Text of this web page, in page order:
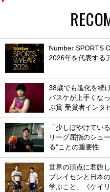
Number SPORTS
2026年を代表する
38歳でも進化を続
バスケが上手くな
ぶ賞 受賞者インタ
「少しぼやけてい
リーグ屈指のシュ
る”ことの重要性
世界の頂点に君臨
ブレイセンと日本
学ぶこと」《ケイ